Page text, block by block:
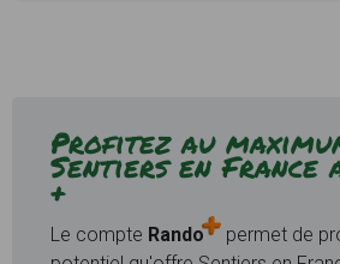
Profitez au
Sentiers en France
+
Le compte Rando
permet de